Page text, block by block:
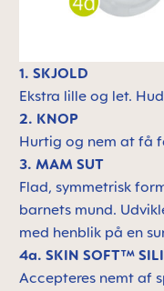
1. SKJOLD
Ekstra lille og let.
2. KNOP
Hurtig og nem at få
3. MAM SUT
Flad, symmetrisk
barnets mund.
med henblik på en
4a. SKIN SOFT™
Accepteres nemt af